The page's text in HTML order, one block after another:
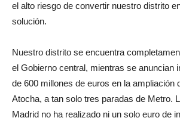
el alto riesgo de convertir nuestro distrito
solución.
Nuestro distrito se encuentra
el Gobierno central, mientras se anuncian
de 600 millones de euros en la ampliación
Atocha, a tan solo tres paradas de Metro.
Madrid no ha realizado ni un solo euro de